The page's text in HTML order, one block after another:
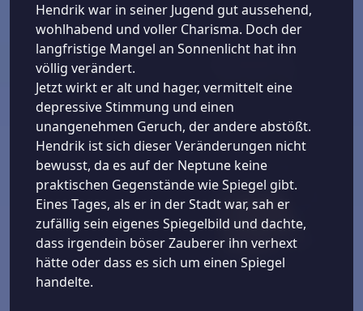
Hendrik war in seiner Jugend gut aussehend,
wohlhabend und voller Charisma. Doch der
langfristige Mangel an Sonnenlicht hat ihn
völlig verändert.
Jetzt wirkt er alt und hager, vermittelt eine
depressive Stimmung und einen
unangenehmen Geruch, der andere abstößt.
Hendrik ist sich dieser Veränderungen nicht
bewusst, da es auf der Neptune keine
praktischen Gegenstände wie Spiegel gibt.
Eines Tages, als er in der Stadt war, sah er
zufällig sein eigenes Spiegelbild und dachte,
dass irgendein böser Zauberer ihn verhext
hätte oder dass es sich um einen Spiegel
handelte.